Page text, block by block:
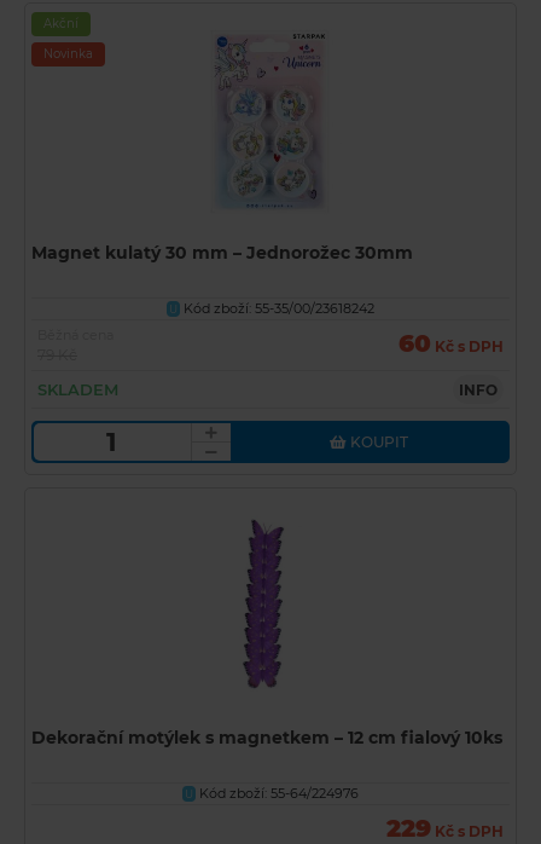
Akční
Novinka
Magnet kulatý 30 mm – Jednorožec 30mm
U
Kód zboží: 55-35/00/23618242
60 Kč s DPH
SKLADEM INFO
KOUPIT
Dekorační motýlek s magnetkem – 12 cm fialový 10ks
U Kód zboží: 55-64/224976
229 Kč s DPH